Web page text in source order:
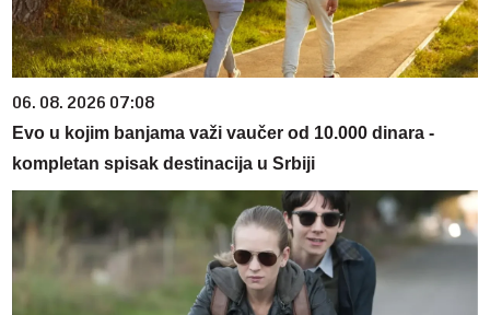
06. 08. 2026 07:08
Evo u kojim banjama važi vaučer od 10.000 dinara -
kompletan spisak destinacija u Srbiji